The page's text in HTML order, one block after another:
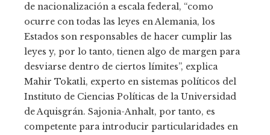
de nacionalización a escala federal, “como
ocurre con todas las leyes en Alemania, los
Estados son responsables de hacer cumplir las
leyes y, por lo tanto, tienen algo de margen para
desviarse dentro de ciertos límites”, explica
Mahir Tokatli, experto en sistemas políticos del
Instituto de Ciencias Políticas de la Universidad
de Aquisgrán. Sajonia-Anhalt, por tanto, es
competente para introducir particularidades en